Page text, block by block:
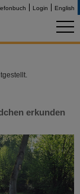
Login English
erkunden